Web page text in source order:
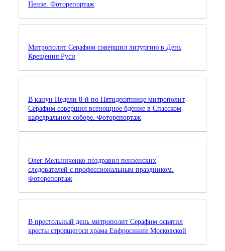
Пензе. Фоторепортаж
Митрополит Серафим совершил литургию в День
Крещения Руси
В канун Недели 8-й по Пятидесятнице митрополит
Серафим совершил всенощное бдение в Спасском
кафедральном соборе. Фоторепортаж
Олег Мельниченко поздравил пензенских
следователей с профессиональным праздником.
Фоторепортаж
В престольный день митрополит Серафим освятил
кресты строящегося храма Евфросинии Московской